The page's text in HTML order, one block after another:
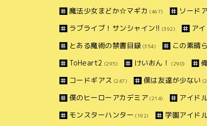
魔法少女まどか☆マギカ (467) ソード
ラブライブ！サンシャイン!! (392) ア
とある魔術の禁書目録 (354) この素晴
ToHeart2 (295) けいおん！ (290)
コードギアス (247) 僕は友達が少ない
僕のヒーローアカデミア (214) アイド
モンスターハンター (192) 学園アイド